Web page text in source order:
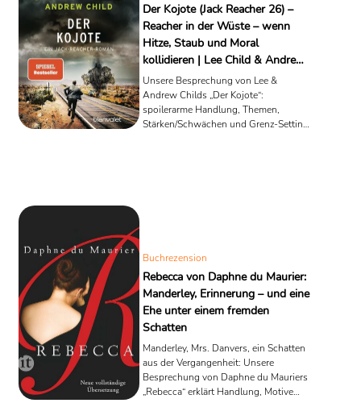
Der Kojote (Jack Reacher 26) –
Reacher in der Wüste – wenn
Hitze, Staub und Moral
kollidieren | Lee Child & Andrew
Child
Unsere Besprechung von Lee &
Andrew Childs „Der Kojote“:
spoilerarme Handlung, Themen,
Stärken/Schwächen und Grenz-Setting
Buchrezension
Rebecca von Daphne du Maurier:
Manderley, Erinnerung – und eine
Ehe unter einem fremden
Schatten
Manderley, Mrs. Danvers, ein Schatten
aus der Vergangenheit: Unsere
Besprechung von Daphne du Mauriers
„Rebecca“ erklärt Handlung, Motive